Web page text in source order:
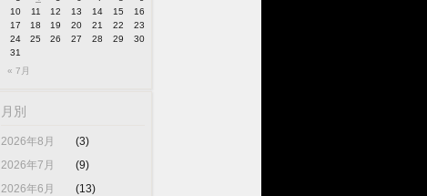
« 7月
10
11 12 13 14 15
16
17
18 19 20 21 22
23
24
25 26 27 28 29
30
31
月別
2026年8月
(3)
2026年7月
(9)
2026年6月
(13)